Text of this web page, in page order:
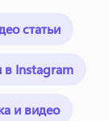
статьи
в Instagram
и видео